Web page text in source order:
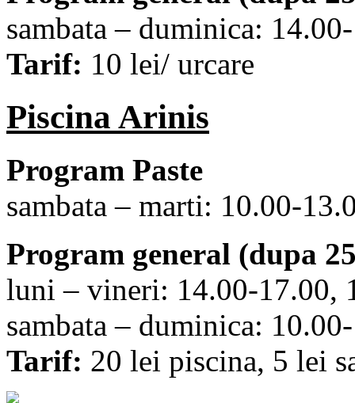
sambata – duminica:
Tarif: 10 lei/ urcare
Piscina Arinis
Program Paste
sambata – marti: 10.00-
Program general (dupa
luni – vineri: 14.00-17.00,
sambata – duminica:
Tarif: 20 lei piscina, 5 lei